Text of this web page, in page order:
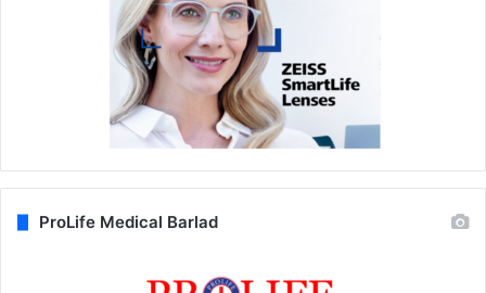
ProLife Medical Barlad